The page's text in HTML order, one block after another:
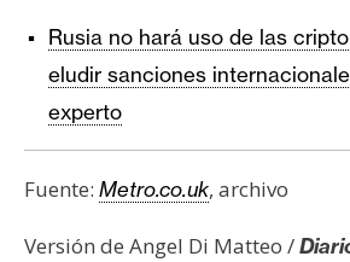
Rusia no hará uso de las
eludir sanciones
experto
Fuente: Metro.co.uk, archivo
Versión de Angel Di Matteo /